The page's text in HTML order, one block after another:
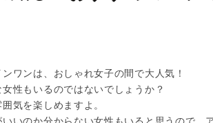
ワンは、おしゃれ女子の間で大人気！
性もいるのではないでしょうか？
気を楽しめますよ。